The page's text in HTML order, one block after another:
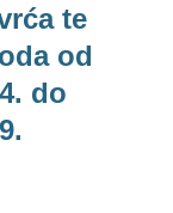
te
od
do